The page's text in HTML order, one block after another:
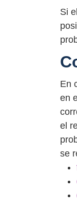
Si
En
en
el
se